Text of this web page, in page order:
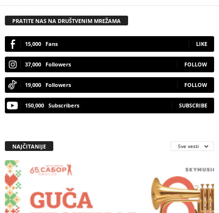
PRATITE NAS NA DRUŠTVENIM MREŽAMA
15,000 Fans LIKE
37,000 Followers FOLLOW
19,000 Followers FOLLOW
150,000 Subscribers SUBSCRIBE
NAJČITANIJE Sve vesti